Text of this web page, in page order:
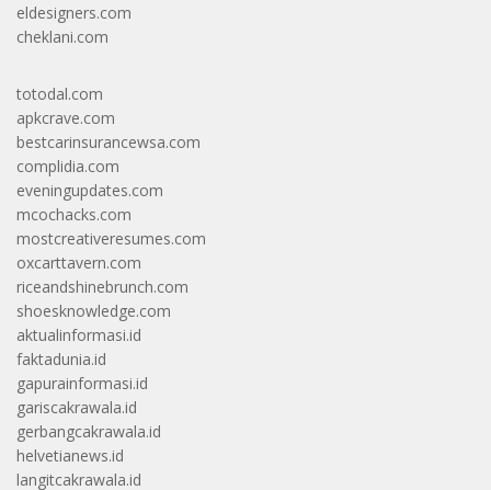
eldesigners.com
cheklani.com
totodal.com
apkcrave.com
bestcarinsurancewsa.com
complidia.com
eveningupdates.com
mcochacks.com
mostcreativeresumes.com
oxcarttavern.com
riceandshinebrunch.com
shoesknowledge.com
aktualinformasi.id
faktadunia.id
gapurainformasi.id
gariscakrawala.id
gerbangcakrawala.id
helvetianews.id
langitcakrawala.id